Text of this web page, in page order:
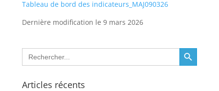
Tableau de bord des indicateurs_MAJ090326
Dernière modification le 9 mars 2026
Search
for:
Search Button
Articles récents